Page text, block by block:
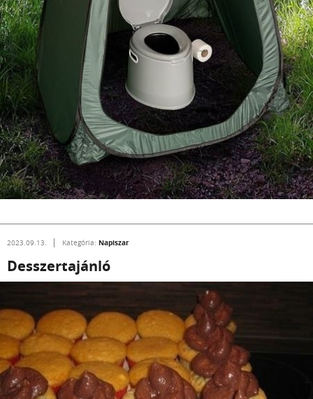
2023.09.13. Kategória: Napiszar
Desszertajánló